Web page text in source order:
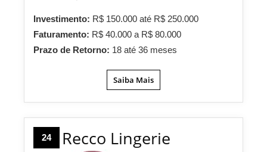
Investimento: R$ 150.000 até R$ 250.000
Faturamento: R$ 40.000 a R$ 80.000
Prazo de Retorno: 18 até 36 meses
Saiba Mais
24 Recco Lingerie